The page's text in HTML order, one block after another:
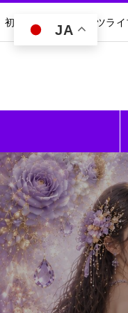
初回30分無料｜ダーツラ
JA